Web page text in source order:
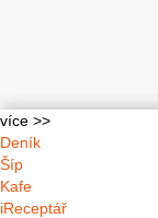
více >>
Deník
Šíp
Kafe
iReceptář